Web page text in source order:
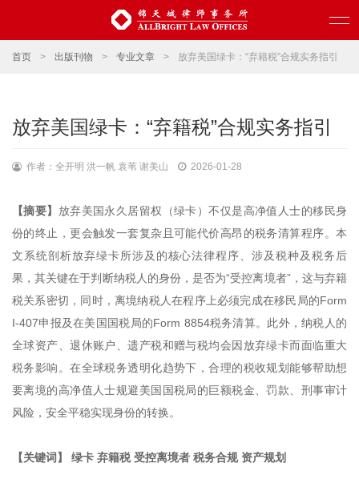
首页 > 出版刊物 > 专业文章 > 放弃美国绿卡：“弃籍税”合规实务指引
放弃美国绿卡：“弃籍税”合规实务指引
作者：全开明 洪一帆 袁苇 谢美山 2026-01-28
【摘要】 放弃美国永久居留权（绿卡）不仅是高净值人士的移民身
份的终止，更会触发一套复杂且可能代价高昂的税务清算程序。本
文系统剖析放弃绿卡所涉及的核心法律程序、涉及税种及税务后
果，其关键在于判断纳税人的身份，是否为“受控离境者”，这与弃籍
税关系密切，同时，离境纳税人在程序上必须完成在移民局的Form
I-407申报及在美国国税局的Form 8854税务清算。此外，纳税人的
全球资产、退休账户、遗产税和赠与税均会因放弃绿卡而面临重大
税务影响。在全球税务透明化趋势下，合理的税收规划能够帮助想
要离境的高净值人士规避美国国税局的巨额税金、罚款、刑事审计
风险，安全平稳实现身份的转换。
【关键词】 绿卡 弃籍税 受控离境者 税务合规 资产规划